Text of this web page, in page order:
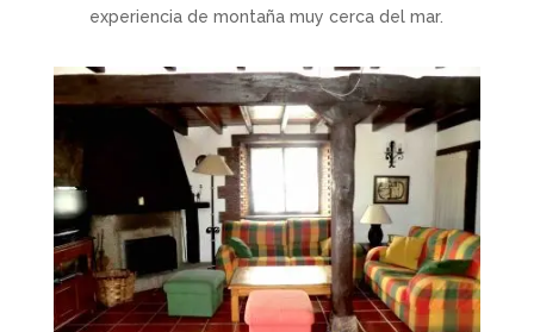
experiencia de montaña muy cerca del mar.